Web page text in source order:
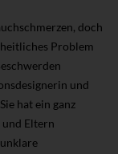
doch
Problem
und
hat ein ganz
und Eltern